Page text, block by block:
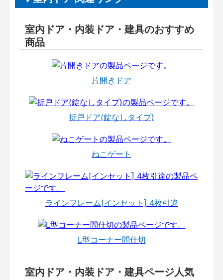
室内ドア・内装ドア・建具のおすすめ
商品
片開きドア
折戸ドア(錠なしタイプ)
ねこゲート
ラインフレーム[インセット] 4枚引違
L型コーナー間仕切
室内ドア・内装ドア・建具ページ人気